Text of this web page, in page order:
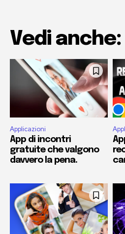
Vedi anche:
Applicazioni
App di incontri
gratuite che valgono
davvero la pena.